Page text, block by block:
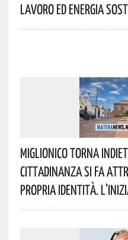
Lavoro Ed Energia
Miglionico Torna
Cittadinanza Si Fa
Propria Identità.